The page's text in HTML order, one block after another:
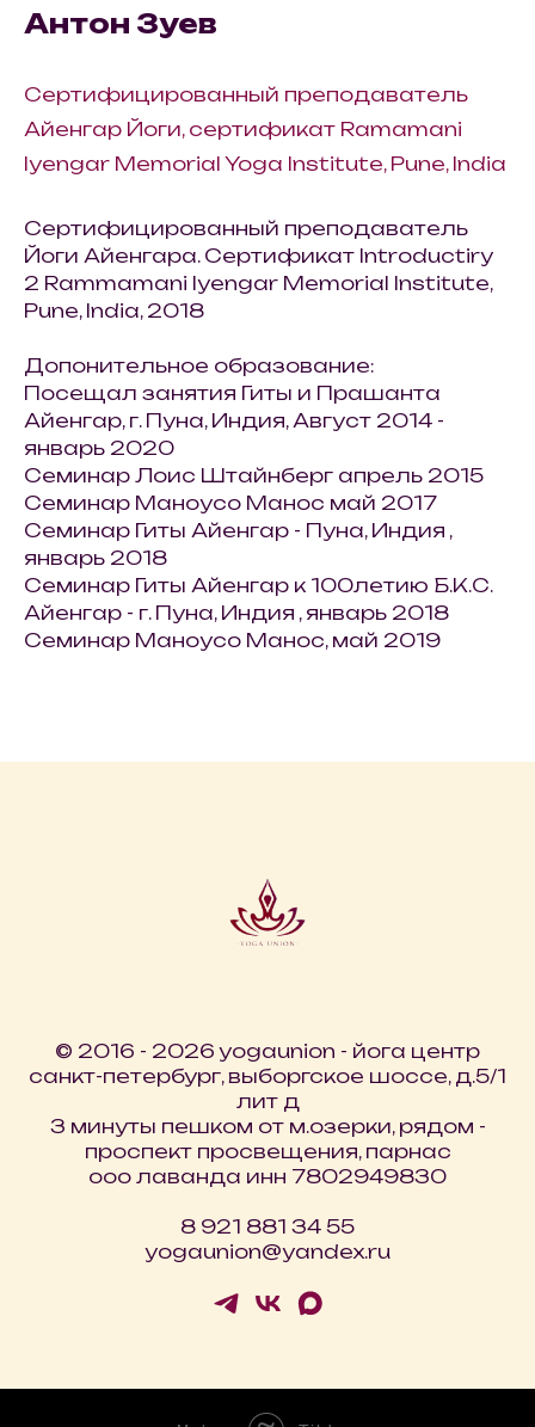
Антон Зуев
Сертифицированный преподаватель
Айенгар Йоги, сертификат Ramamani
Iyengar Memorial Yoga Institute, Pune, India
Сертифицированный преподаватель
Йоги Айенгара. Сертификат Introductiry
2 Rammamani Iyengar Memorial Institute,
Pune, India, 2018
Допонительное образование:
Посещал занятия Гиты и Прашанта
Айенгар, г. Пуна, Индия, Август 2014 -
январь 2020
Семинар Лоис Штайнберг апрель 2015
Семинар Маноусо Манос май 2017
Семинар Гиты Айенгар - Пуна, Индия ,
январь 2018
Семинар Гиты Айенгар к 100летию Б.К.С.
Айенгар - г. Пуна, Индия , январь 2018
Семинар Маноусо Манос, май 2019
© ​​2016 - 2026 yogaunion - йога центр
санкт-петербург, выборгское шоссе, д.5/1
лит д
3 минуты пешком от м.озерки, рядом -
проспект просвещения, парнас
ооо лаванда инн 7802949830
8 921 881 34 55
yogaunion@yandex.ru